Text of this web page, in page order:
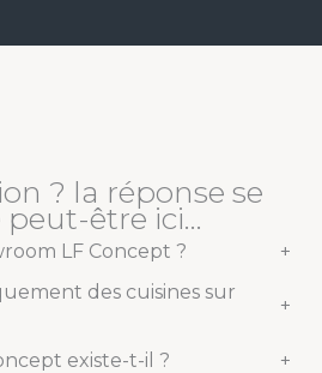
? la réponse se
être ici…
LF Concept ?
+
des cuisines sur
+
existe-t-il ?
+